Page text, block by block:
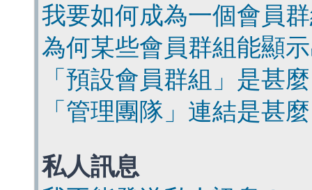
我要如何成為一個會員
為何某些會員群組能顯
「預設會員群組」是甚
「管理團隊」連結是甚
私人訊息